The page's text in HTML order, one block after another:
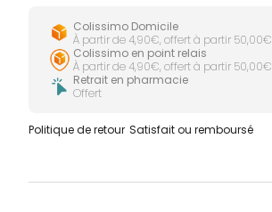
Colissimo Domicile
À partir de 4,90€, offert à partir 50,00€
Colissimo en point relais
À partir de 4,90€, offert à partir 50,00€
Retrait en pharmacie
Offert
Politique de retour Satisfait ou remboursé